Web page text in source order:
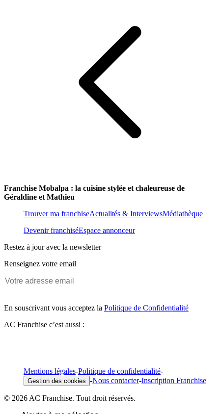
Franchise Mobalpa : la cuisine stylée et chaleureuse de
Géraldine et Mathieu
Trouver ma franchiseActualités & InterviewsMédiathèque
Devenir franchiséEspace annonceur
Restez à jour avec la newsletter
Renseignez votre email
En souscrivant vous acceptez la Politique de Confidentialité
AC Franchise c’est aussi :
Mentions légales-Politique de confidentialité-
Gestion des cookies -Nous contacter-Inscription Franchise
© 2026 AC Franchise. Tout droit réservés.